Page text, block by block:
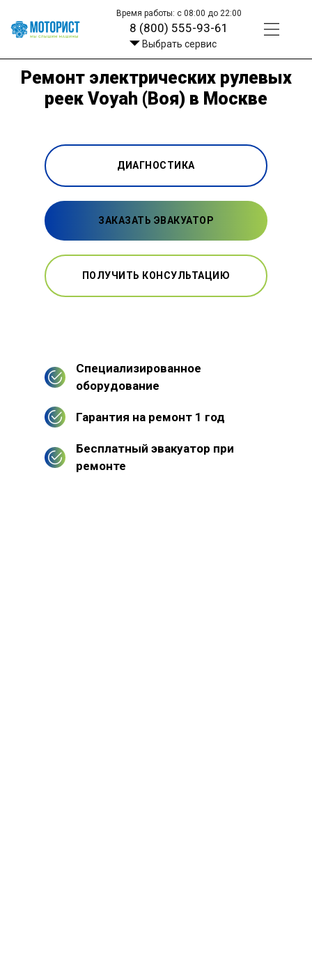
Время работы: с 08:00 до 22:00
8 (800) 555-93-61
Выбрать сервис
Ремонт электрических рулевых
реек Voyah (Воя) в Москве
ДИАГНОСТИКА
ЗАКАЗАТЬ ЭВАКУАТОР
ПОЛУЧИТЬ КОНСУЛЬТАЦИЮ
Специализированное
оборудование
Гарантия на ремонт 1 год
Бесплатный эвакуатор при
ремонте